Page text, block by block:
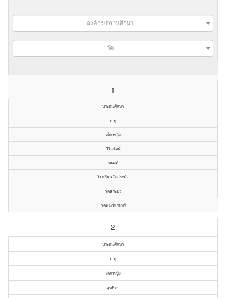
องค์กร/สถานศึกษา
วัด
1
ประถมศึกษา
ป.๖
เด็กหญิง
วิไลรัตน์
ทนงค์
โรงเรียนวัดสระบัว
วัดสระบัว
วัดพระพิเรนทร์
2
ประถมศึกษา
ป.๖
เด็กหญิง
สุทธิดา